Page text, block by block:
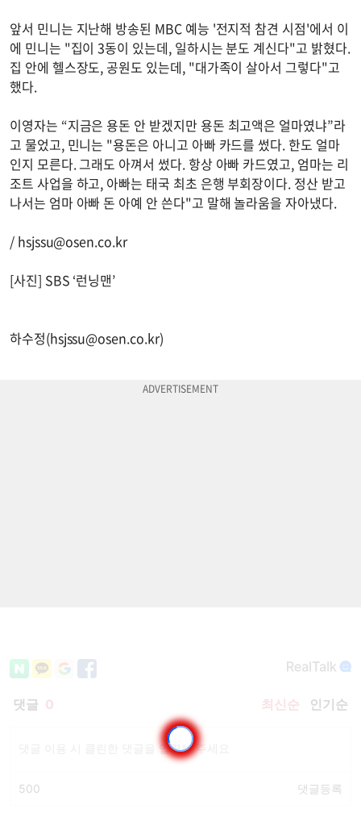
앞서 민니는 지난해 방송된 MBC 예능 '전지적 참견 시점'에서 이
에 민니는 "집이 3동이 있는데, 일하시는 분도 계신다"고 밝혔다.
집 안에 헬스장도, 공원도 있는데, "대가족이 살아서 그렇다"고
했다.
이영자는 “지금은 용돈 안 받겠지만 용돈 최고액은 얼마였냐”라
고 물었고, 민니는 "용돈은 아니고 아빠 카드를 썼다. 한도 얼마
인지 모른다. 그래도 아껴서 썼다. 항상 아빠 카드였고, 엄마는 리
조트 사업을 하고, 아빠는 태국 최초 은행 부회장이다. 정산 받고
나서는 엄마 아빠 돈 아예 안 쓴다"고 말해 놀라움을 자아냈다.
/ hsjssu@osen.co.kr
[사진] SBS ‘런닝맨’
하수정(hsjssu@osen.co.kr)